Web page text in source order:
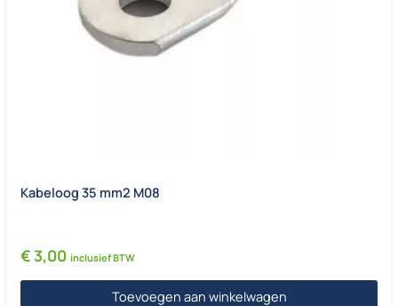
Kabeloog 35 mm2 M08
€3,00 inclusief BTW
Toevoegen aan winkelwagen